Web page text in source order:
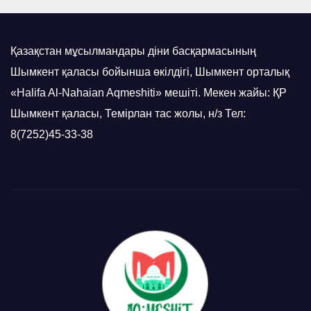
Қазақстан мұсылмандары діни басқармасының
Шымкент қаласы бойынша өкілдігі, Шымкент орталық
«Halifa Al-Nahaian Aqmeshiti» мешіті. Мекен жайы: ҚР
Шымкент қаласы, Темірлан тас жолы, н/з Тел:
8(7252)45-33-38